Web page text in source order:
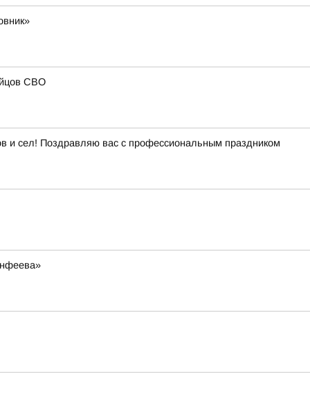
СВО
и сел! Поздравляю вас с профессиональным праздником